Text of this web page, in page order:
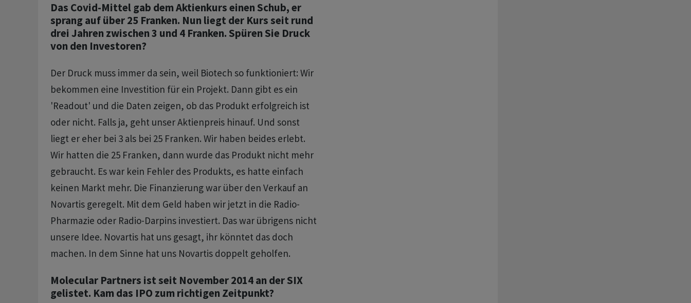
Das Covid-Mittel gab dem Aktienkurs einen Schub, er
sprang auf über 25 Franken. Nun liegt der Kurs seit rund
drei Jahren zwischen 3 und 4 Franken. Spüren Sie Druck
von den Investoren?
Der Druck muss immer da sein, weil Biotech so funktioniert: Wir
bekommen eine Investition für ein Projekt. Dann gibt es ein
'Readout' und die Daten zeigen, ob das Produkt erfolgreich ist
oder nicht. Falls ja, geht unser Aktienpreis hinauf. Und sonst
liegt er eher bei 3 als bei 25 Franken. Wir haben beides erlebt.
Wir hatten die 25 Franken, dann wurde das Produkt nicht mehr
gebraucht. Es war kein Fehler des Produkts, es hatte einfach
keinen Markt mehr. Die Finanzierung war über den Verkauf an
Novartis geregelt. Mit dem Geld haben wir jetzt in die Radio-
Pharmazie oder Radio-Darpins investiert. Das war übrigens nicht
unsere Idee. Novartis hat uns gesagt, ihr könntet das doch
machen. In dem Sinne hat uns Novartis doppelt geholfen.
Molecular Partners ist seit November 2014 an der SIX
gelistet. Kam das IPO zum richtigen Zeitpunkt?